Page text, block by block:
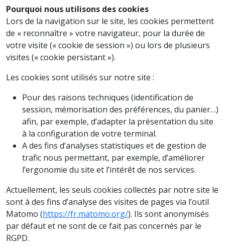
Pourquoi nous utilisons des cookies
Lors de la navigation sur le site, les cookies permettent
de « reconnaître » votre navigateur, pour la durée de
votre visite (« cookie de session ») ou lors de plusieurs
visites (« cookie persistant »).
Les cookies sont utilisés sur notre site :
Pour des raisons techniques (identification de
session, mémorisation des préférences, du panier…)
afin, par exemple, d’adapter la présentation du site
à la configuration de votre terminal.
A des fins d’analyses statistiques et de gestion de
trafic nous permettant, par exemple, d’améliorer
l’ergonomie du site et l’intérêt de nos services.
Actuellement, les seuls cookies collectés par notre site le
sont à des fins d’analyse des visites de pages via l’outil
Matomo (https://fr.matomo.org/). Ils sont anonymisés
par défaut et ne sont de ce fait pas concernés par le
RGPD.